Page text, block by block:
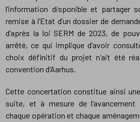
l’information disponible et partager
remise à l’Etat d’un dossier de
d’après la loi SERM de 2023, de
arrêté, ce qui implique d’avoir
choix définitif du projet n’ait été
convention d’Aarhus.
Cette concertation constitue ainsi
suite, et à mesure de l’avancement
chaque opération et chaque